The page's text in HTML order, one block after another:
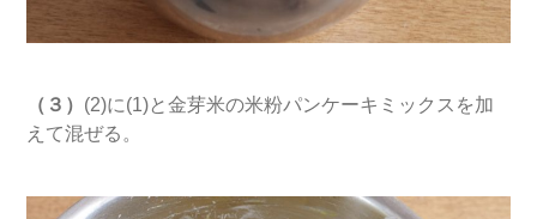
（３） (2)に(1)と金芽米の米粉パンケーキミックスを加
えて混ぜる。